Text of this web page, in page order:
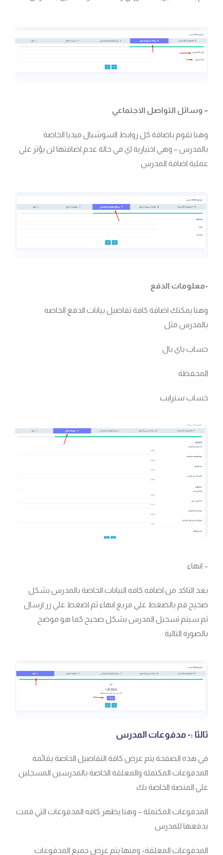
– وسائل التواصل الاجتماعي
وهنا تقوم باضافة كل روابط السوشيال ميديا الخاصة
بالمدرس – وهي اختيارية اي في حالة عدم اضافتها لن يؤثر علي
عملية اضافة المدرس
-معلومات الدفع
وهنا يمكنك اضافة كافة تفاصيل بيانات الدفع الخاصه
بالمدرس مثل
حساب باي بال
المحفظة
حساب سترايب
– انهاء
بعد التاكد من اضافه كافه البيانات الخاصة بالمدرس بشكل
صحيح قم بالضغط علي مربع انهاء ثم اضغط علي زر ارسال
ثم سيتم تسجيل المدرس بشكل صحيح كما هو موضح
بالصورة التالية
ثالثا :- مدفوعات المدرس
في هذه الصفحة يتم عرض كافة التفاصيل الخاصة بقائمة
المدفوعات المكتملة والمعلقة الخاصة بالمدرسين المسجلين
علي المنصة الخاصة بك
المدفوعات المكتملة – وهنا يظهر كافه المدفوعات التي قمت
بدفعها للمدرس
المدفوعات المعلقة- ومنها يتم عرض جميع المدفوعات